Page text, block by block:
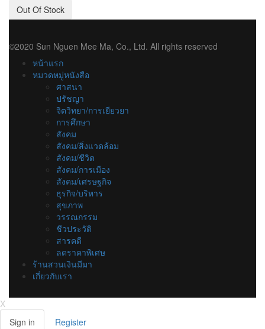
Out Of Stock
©2020 Sun Nguen Mee Ma, Co., Ltd. All rights reserved
หน้าแรก
หมวดหมู่หนังสือ
ศาสนา
ปรัชญา
จิตวิทยา/การเยียวยา
การศึกษา
สังคม
สังคม/สิ่งแวดล้อม
สังคม/ชีวิต
สังคม/การเมือง
สังคม/เศรษฐกิจ
ธุรกิจ/บริหาร
สุขภาพ
วรรณกรรม
ชีวประวัติ
สารคดี
ลดราคาพิเศษ
ร้านสวนเงินมีมา
เกี่ยวกับเรา
X
Sign in
Register